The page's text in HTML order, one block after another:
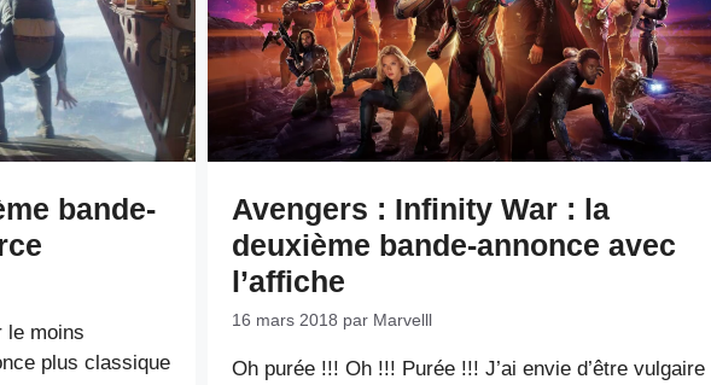
bande-
le moins
plus classique
Avengers : Infinity War : la
deuxième bande-annonce avec
l’affiche
16 mars 2018 par Marvelll
Oh purée !!! Oh !!! Purée !!! J’ai envie d’être vulgaire